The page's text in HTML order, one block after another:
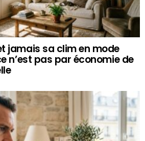
jamais sa clim en mode
n’est pas par économie de